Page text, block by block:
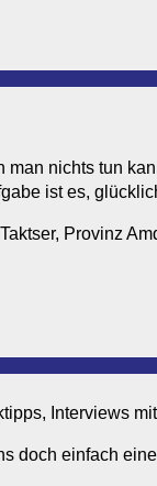
man nichts tun
ist es,
Provinz
Interviews
doch einfach